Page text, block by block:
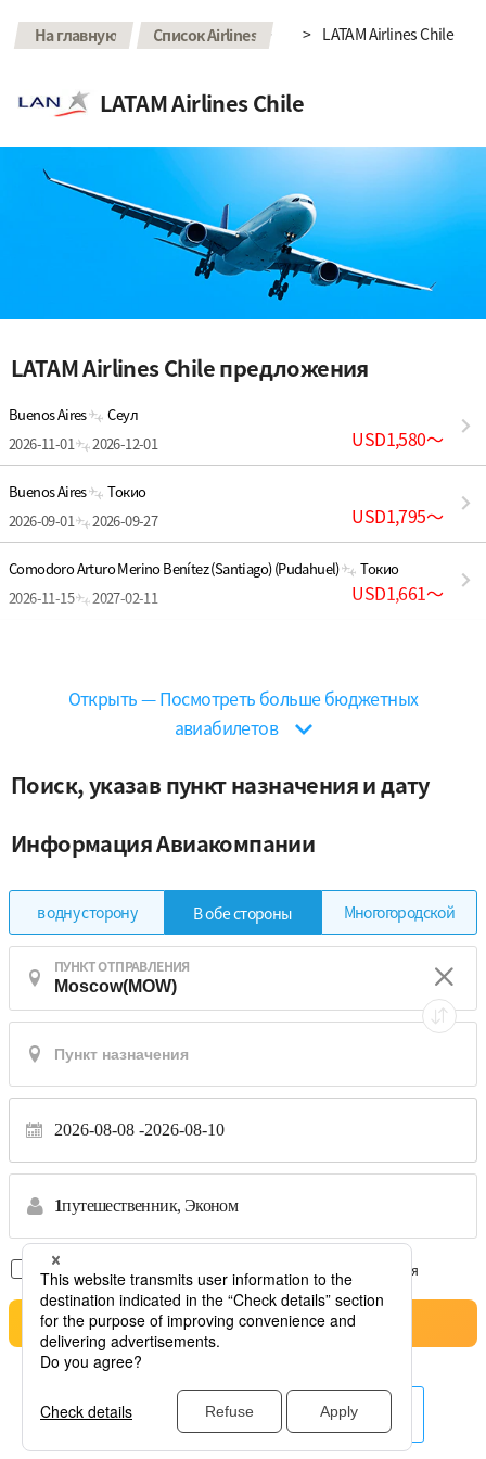
На главную >
Список Airlines > LATAM Airlines Chile
LATAM Airlines Chile
LATAM Airlines Chile предложения
Buenos Aires Сеул
USD1,580〜
2026-11-01 2026-12-01
Buenos Aires Токио
USD1,795〜
2026-09-01 2026-09-27
Comodoro Arturo Merino Benítez (Santiago) (Pudahuel) Токио
USD1,661〜
2026-11-15 2027-02-11
Открыть — Посмотреть больше бюджетных
авиабилетов
Поиск, указав пункт назначения и дату
Информация Авиакомпании
в одну сторону В обе стороны Многогородской
ПУНКТ ОТПРАВЛЕНИЯ
2026-08-08 2026-08-10
1путешественник, Эконом
Только рейсы без пересадок *Переводы не принимаются
Pesquisa
Другие авиакомпании здесь.